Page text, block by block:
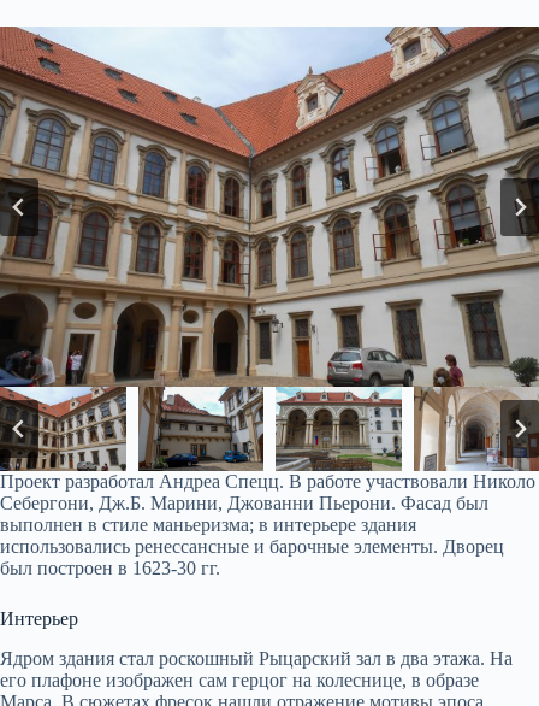
Проект разработал Андреа Спецц. В работе участвовали Николо
Себергони, Дж.Б. Марини, Джованни Пьерони. Фасад был
выполнен в стиле маньеризма; в интерьере здания
использовались ренессансные и барочные элементы. Дворец
был построен в 1623-30 гг.
Интерьер
Ядром здания стал роскошный Рыцарский зал в два этажа. На
его плафоне изображен сам герцог на колеснице, в образе
Марса. В сюжетах фресок нашли отражение мотивы эпоса